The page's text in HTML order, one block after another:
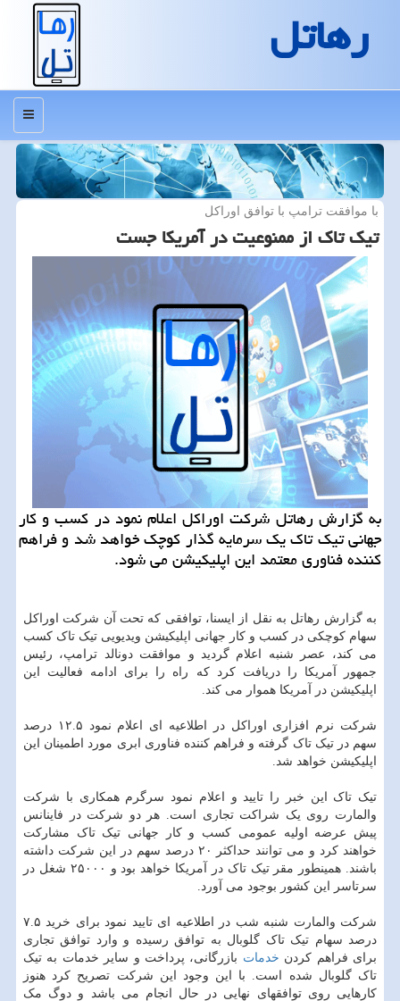
رهاتل
منو
با موافقت ترامپ با توافق اوراكل
تیك تاك از ممنوعیت در آمریكا جست
به گزارش رهاتل شركت اوراكل اعلام نمود در كسب و كار
جهانی تیك تاك یك سرمایه گذار كوچك خواهد شد و فراهم
كننده فناوری معتمد این اپلیكیشن می شود.
به گزارش رهاتل به نقل از ایسنا، توافقی که تحت آن شرکت اوراکل
سهام کوچکی در کسب و کار جهانی اپلیکیشن ویدیویی تیک تاک کسب
می کند، عصر شنبه اعلام گردید و موافقت دونالد ترامپ، رئیس
جمهور آمریکا را دریافت کرد که راه را برای ادامه فعالیت این
اپلیکیشن در آمریکا هموار می کند.
شرکت نرم افزاری اوراکل در اطلاعیه ای اعلام نمود ۱۲.۵ درصد
سهم در تیک تاک گرفته و فراهم کننده فناوری ابری مورد اطمینان این
اپلیکیشن خواهد شد.
تیک تاک این خبر را تایید و اعلام نمود سرگرم همکاری با شرکت
والمارت روی یک شراکت تجاری است. هر دو شرکت در فاینانس
پیش عرضه اولیه عمومی کسب و کار جهانی تیک تاک مشارکت
خواهند کرد و می توانند حداکثر ۲۰ درصد سهم در این شرکت داشته
باشند. همینطور مقر تیک تاک در آمریکا خواهد بود و ۲۵۰۰۰ شغل در
سرتاسر این کشور بوجود می آورد.
شرکت والمارت شنبه شب در اطلاعیه ای تایید نمود برای خرید ۷.۵
درصد سهام تیک تاک گلوبال به توافق رسیده و وارد توافق تجاری
برای فراهم کردن خدمات بازرگانی، پرداخت و سایر خدمات به تیک
تاک گلوبال شده است. با این وجود این شرکت تصریح کرد هنوز
کارهایی روی توافقهای نهایی در حال انجام می باشد و دوگ مک